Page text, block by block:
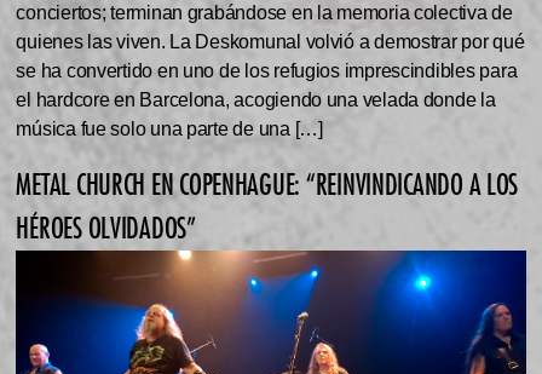
conciertos; terminan grabándose en la memoria colectiva de
quienes las viven. La Deskomunal volvió a demostrar por qué
se ha convertido en uno de los refugios imprescindibles para
el hardcore en Barcelona, acogiendo una velada donde la
música fue solo una parte de una […]
METAL CHURCH EN COPENHAGUE: “REINVINDICANDO A LOS
HÉROES OLVIDADOS”